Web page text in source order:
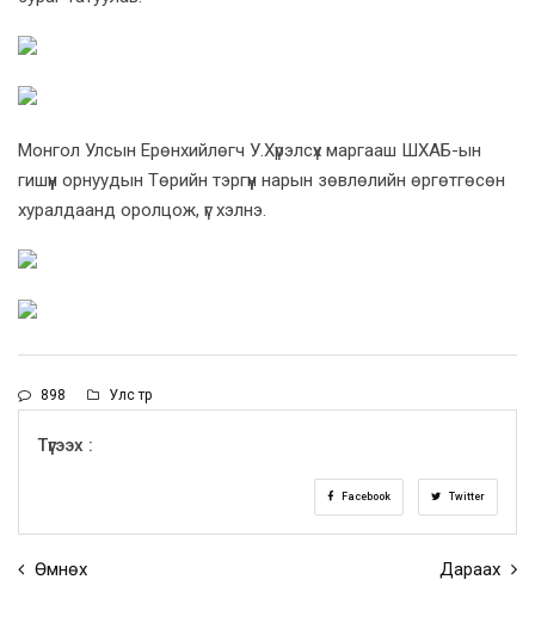
Монгол Улсын Ерөнхийлөгч У.Хүрэлсүх маргааш ШХАБ-ын
гишүүн орнуудын Төрийн тэргүүн нарын зөвлөлийн өргөтгөсөн
хуралдаанд оролцож, үг хэлнэ.
898 Улс төр
Түгээх :
Facebook Twitter
Өмнөх Дараах